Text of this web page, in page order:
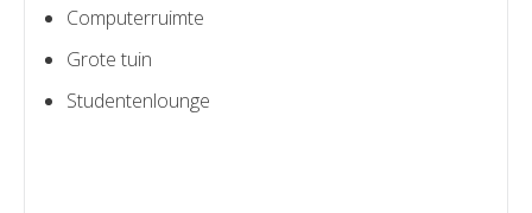
Computerruimte
Grote tuin
Studentenlounge